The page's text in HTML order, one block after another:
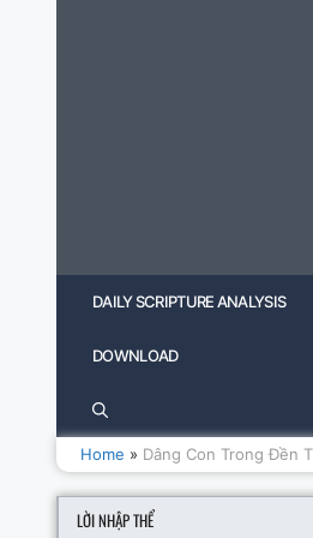
DAILY SCRIPTURE ANALYSIS
DOWNLOAD
Home » Dâng Con Trong Đền
LỜI NHẬP THỂ